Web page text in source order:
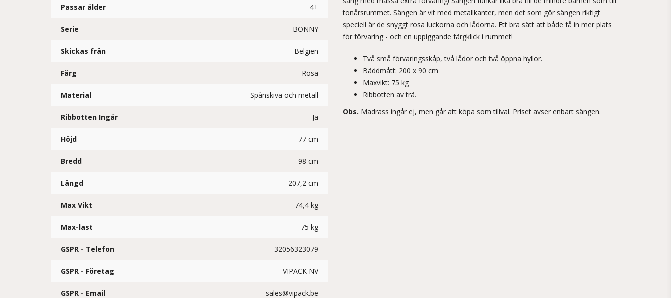
Passar ålder 4+
Serie BONNY
Skickas från Belgien
Färg Rosa
Material Spånskiva och metall
Ribbotten Ingår Ja
Höjd 77 cm
Bredd 98 cm
Längd 207,2 cm
Max Vikt 74,4 kg
Max-last 75 kg
GSPR - Telefon 32056323079
GSPR - Företag VIPACK NV
GSPR - Email sales@vipack.be
tonårsrummet. Sängen är vit med metallkanter, men det som gör sängen riktigt
speciell är de snyggt rosa luckorna och lådorna. Ett bra sätt att både få in mer plats
för förvaring - och en uppiggande färgklick i rummet!
Två små förvaringsskåp, två lådor och två öppna hyllor.
Bäddmått: 200 x 90 cm
Maxvikt: 75 kg
Ribbotten av trä.
Obs. Madrass ingår ej, men går att köpa som tillval. Priset avser enbart sängen.